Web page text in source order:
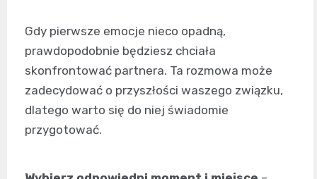
Gdy pierwsze emocje nieco opadną,
prawdopodobnie będziesz chciała
skonfrontować partnera. Ta rozmowa może
zadecydować o przyszłości waszego związku,
dlatego warto się do niej świadomie
przygotować.